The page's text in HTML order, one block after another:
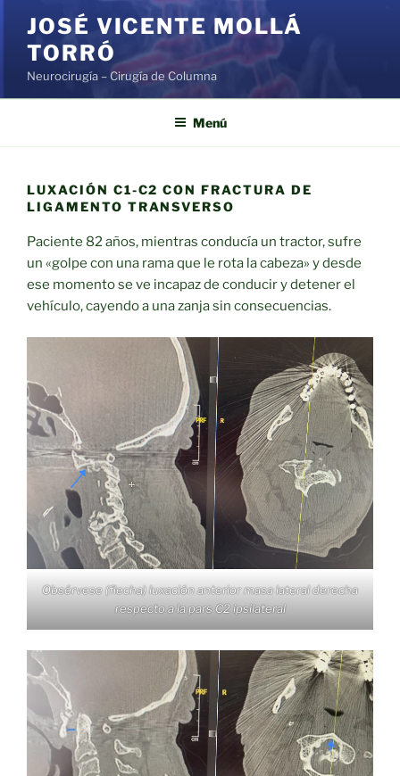
contenido
JOSÉ VICENTE MOLLÁ
TORRÓ
Neurocirugía – Cirugía de Columna
Menú
LUXACIÓN C1-C2 CON FRACTURA DE
LIGAMENTO TRANSVERSO
Paciente 82 años, mientras conducía un tractor, sufre
un «golpe con una rama que le rota la cabeza» y desde
ese momento se ve incapaz de conducir y detener el
vehículo, cayendo a una zanja sin consecuencias.
Obsérvese (flecha) luxación anterior masa lateral derecha
respecto a la pars C2 ipsilateral